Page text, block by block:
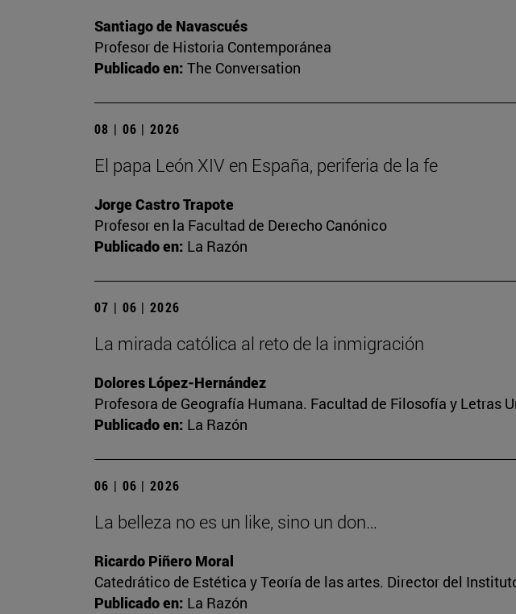
Santiago de Navascués
Profesor de Historia Contemporánea
Publicado en: The Conversation
08 | 06 | 2026
El papa León XIV en España, periferia de la fe
Jorge Castro Trapote
Profesor en la Facultad de Derecho Canónico
Publicado en: La Razón
07 | 06 | 2026
La mirada católica al reto de la inmigración
Dolores López-Hernández
Profesora de Geografía Humana. Facultad de Filosofía y Letras
Publicado en: La Razón
06 | 06 | 2026
La belleza no es un like, sino un don…
Ricardo Piñero Moral
Catedrático de Estética y Teoría de las artes. Director del
Publicado en: La Razón